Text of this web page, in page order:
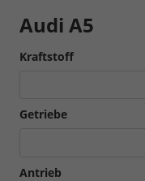
Audi A5
Kraftstoff
Getriebe
Antrieb